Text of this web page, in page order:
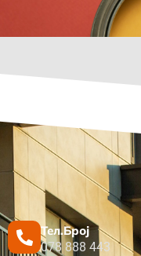
Тел.Број
078 888 443